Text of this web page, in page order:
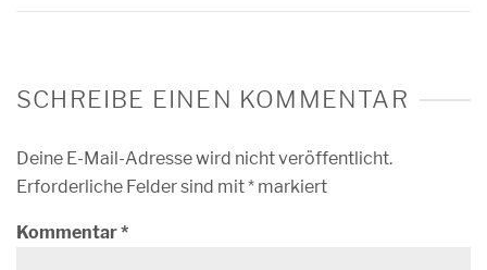
SCHREIBE EINEN KOMMENTAR
Deine E-Mail-Adresse wird nicht veröffentlicht.
Erforderliche Felder sind mit* markiert
Kommentar*